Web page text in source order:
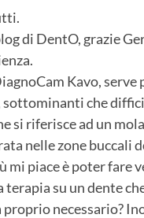
di DentO, grazie
Kavo,
che
si riferisce ad un
nelle zone buccali
mi piace è poter fare
terapia su un dente
proprio necessario?